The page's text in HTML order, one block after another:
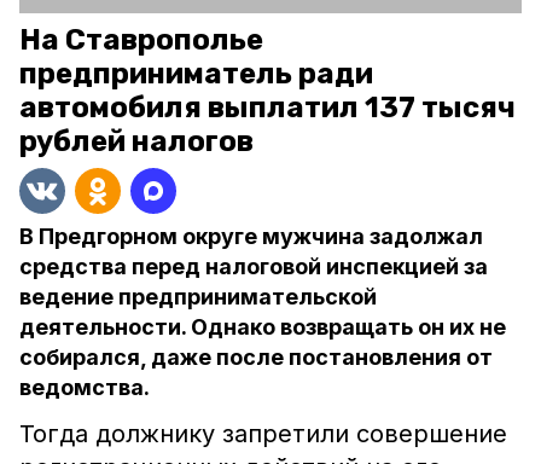
На Ставрополье
предприниматель ради
автомобиля выплатил 137 тысяч
рублей налогов
В Предгорном округе мужчина задолжал
средства перед налоговой инспекцией за
ведение предпринимательской
деятельности. Однако возвращать он их не
собирался, даже после постановления от
ведомства.
Тогда должнику запретили совершение